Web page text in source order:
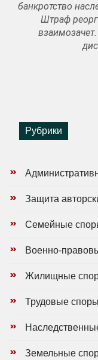
банкротство
Штраф
Рубрики
Защита
Семейные
Военно-
Жилищные
Трудовые споры
Земельные